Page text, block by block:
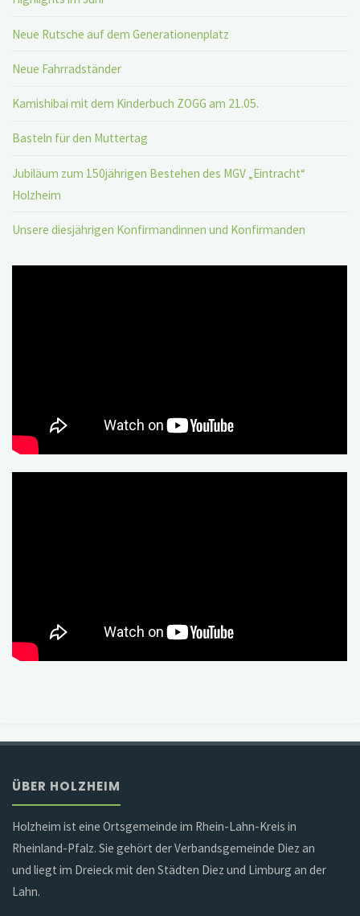
Neue Rutsche auf dem Generationenplatz
Neue Fahrradständer
Kamishibai mit dem Kinderbuch ZOGG am 21.05.
Basteln für den Muttertag
Jubiläum zum 150jährigen Bestehen des MGV „Eintracht“
Holzheim
Unsere diesjährigen Konfirmandinnen und Konfirmanden
ÜBER HOLZHEIM
Holzheim ist eine Ortsgemeinde im Rhein-Lahn-Kreis in
Rheinland-Pfalz. Sie gehört der Verbandsgemeinde Diez an
und liegt im Dreieck mit den Städten Diez und Limburg an der
Lahn.